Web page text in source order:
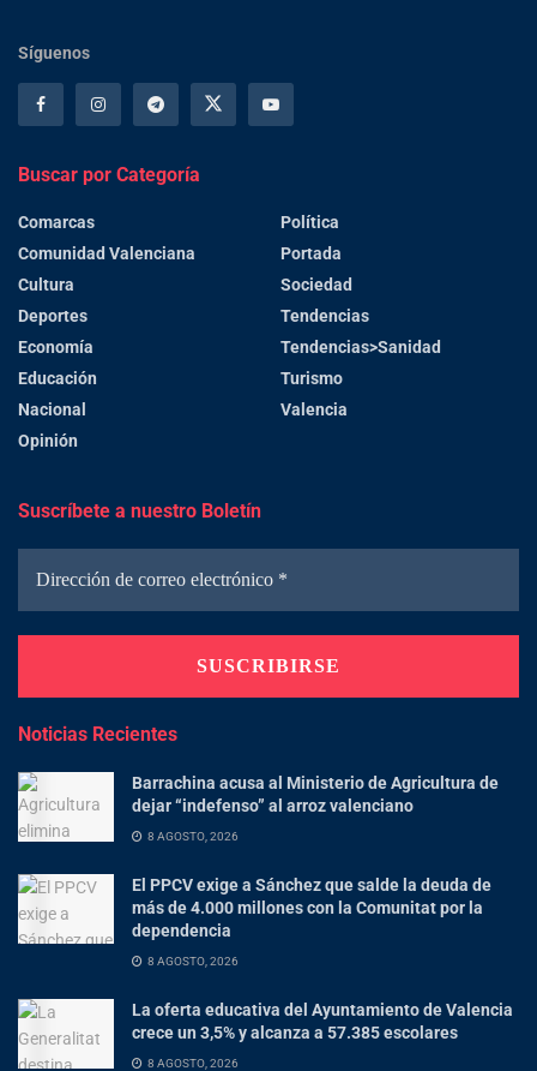
Síguenos
Buscar por Categoría
Comarcas
Comunidad Valenciana
Cultura
Deportes
Economía
Educación
Nacional
Opinión
Política
Portada
Sociedad
Tendencias
Tendencias>Sanidad
Turismo
Valencia
Suscríbete a nuestro Boletín
Noticias Recientes
Barrachina acusa al Ministerio de Agricultura de
dejar “indefenso” al arroz valenciano
8 AGOSTO, 2026
El PPCV exige a Sánchez que salde la deuda de
más de 4.000 millones con la Comunitat por la
dependencia
8 AGOSTO, 2026
La oferta educativa del Ayuntamiento de Valencia
crece un 3,5% y alcanza a 57.385 escolares
8 AGOSTO, 2026